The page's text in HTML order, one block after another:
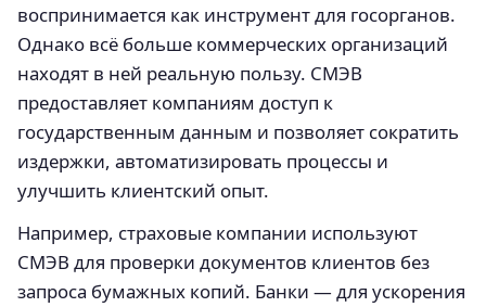
воспринимается как инструмент для госорганов.
Однако всё больше коммерческих организаций
находят в ней реальную пользу. СМЭВ
предоставляет компаниям доступ к
государственным данным и позволяет сократить
издержки, автоматизировать процессы и
улучшить клиентский опыт.
Например, страховые компании используют
СМЭВ для проверки документов клиентов без
запроса бумажных копий. Банки — для ускорения